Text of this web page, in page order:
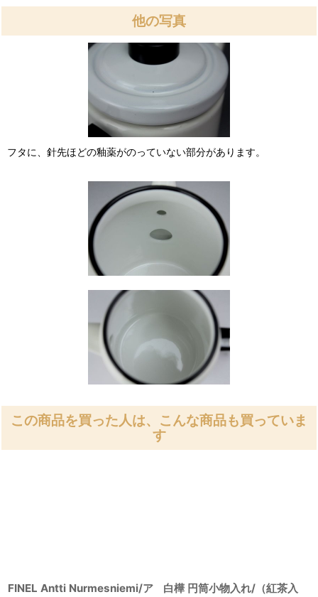
他の写真
フタに、針先ほどの釉薬がのっていない部分があります。
この商品を買った人は、こんな商品も買っていま
す
FINEL Antti Nurmesniemi/ア
白樺 円筒小物入れ/（紅茶入